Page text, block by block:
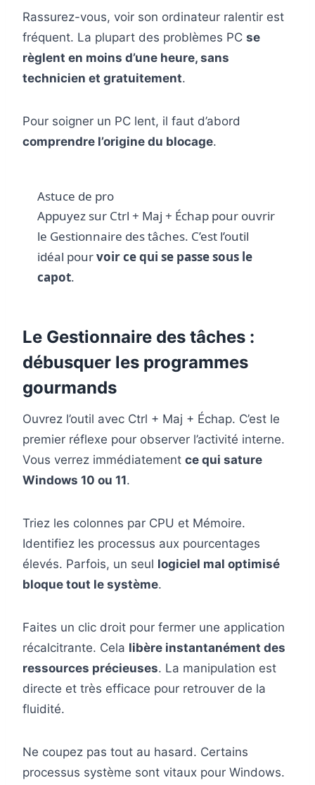
Rassurez-vous, voir son ordinateur ralentir est
fréquent. La plupart des problèmes PC se
règlent en moins d’une heure, sans
technicien et gratuitement.
Pour soigner un PC lent, il faut d’abord
comprendre l’origine du blocage.
Astuce de pro
Appuyez sur Ctrl + Maj + Échap pour ouvrir
le Gestionnaire des tâches. C’est l’outil
idéal pourvoir ce qui se passe sous le
capot.
Le Gestionnaire des tâches :
débusquer les programmes
gourmands
Ouvrez l’outil avec Ctrl + Maj + Échap. C’est le
premier réflexe pour observer l’activité interne.
Vous verrez immédiatement ce qui sature
Windows 10 ou 11.
Triez les colonnes par CPU et Mémoire.
Identifiez les processus aux pourcentages
élevés. Parfois, un seul logiciel mal optimisé
bloque tout le système.
Faites un clic droit pour fermer une application
récalcitrante. Cela libère instantanément des
ressources précieuses. La manipulation est
directe et très efficace pour retrouver de la
fluidité.
Ne coupez pas tout au hasard. Certains
processus système sont vitaux pour Windows.